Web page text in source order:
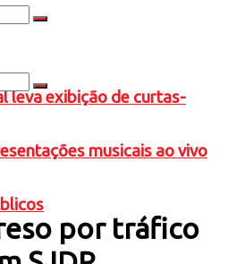
leva exibição de curtas-
musicais ao vivo
por tráfico